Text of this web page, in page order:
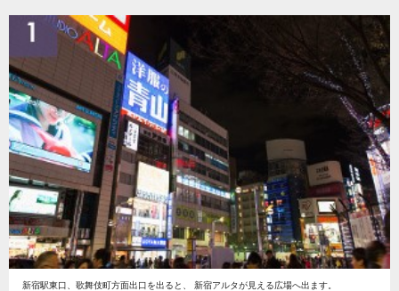
新宿駅東口、歌舞伎町方面出口を出ると、 新宿アルタが見える広場へ出ます。